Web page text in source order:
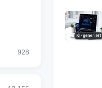
928
KI-generiert